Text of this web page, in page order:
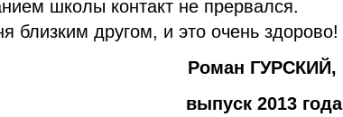
школы контакт не прервался.
близким другом, и это очень здорово!
Роман ГУРСКИЙ,
выпуск 2013 года